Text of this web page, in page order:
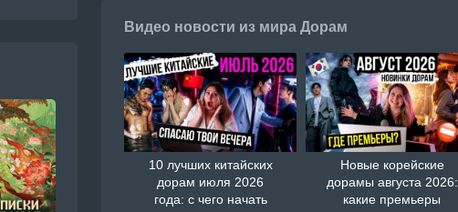
Видео новости из мира Дорам
10 лучших китайских
дорам июля 2026
года: с чего начать
Новые корейские
дорамы августа 2026:
какие премьеры